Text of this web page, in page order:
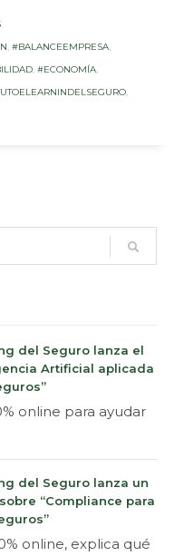
, #BALANCEEMPRESA,
, #ECONOMÍA,
,
del Seguro lanza el
Artificial aplicada
online para ayudar
del Seguro lanza un
“Compliance para
online, explica qué